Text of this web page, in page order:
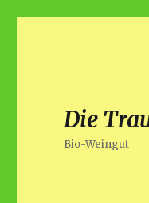
Die
Bio-Weingut